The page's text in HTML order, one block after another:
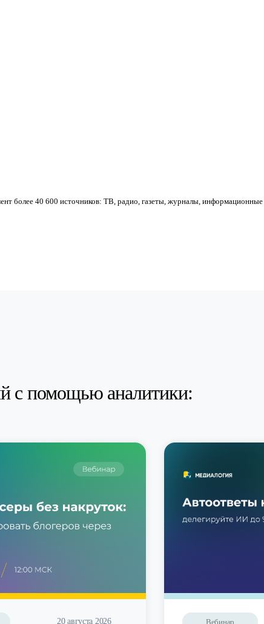
более 40 600 источников: ТВ, радио, газеты, журналы,
с помощью аналитики:
20 августа 2026 Вебинар